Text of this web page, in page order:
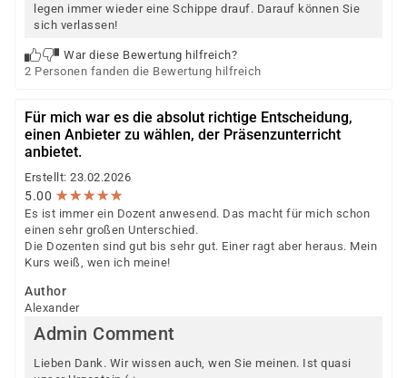
legen immer wieder eine Schippe drauf. Darauf können Sie
sich verlassen!
War diese Bewertung hilfreich?
2 Personen fanden die Bewertung hilfreich
Für mich war es die absolut richtige Entscheidung,
einen Anbieter zu wählen, der Präsenzunterricht
anbietet.
Erstellt: 23.02.2026
5.00 ★★★★★
★★★★★
Es ist immer ein Dozent anwesend. Das macht für mich schon
einen sehr großen Unterschied.
Die Dozenten sind gut bis sehr gut. Einer ragt aber heraus. Mein
Kurs weiß, wen ich meine!
Author
Alexander
Admin Comment
Lieben Dank. Wir wissen auch, wen Sie meinen. Ist quasi